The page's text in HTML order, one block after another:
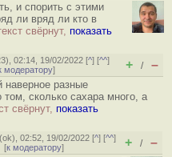
и спорить с этими
ли вряд ли кто в
свёрнут, показать
), 02:14, 19/02/2022 [^] [^^]
модератору] + / –
наверное разные
том, сколько сахара много, а
свёрнут, показать
(ok), 02:52, 19/02/2022 [^] [^^]
[к модератору] + / –